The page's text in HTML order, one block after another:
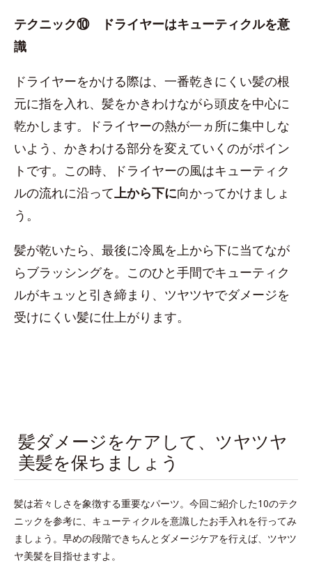
テクニック⑩ ドライヤーはキューティクルを意
識
ドライヤーをかける際は、一番乾きにくい髪の根
元に指を入れ、髪をかきわけながら頭皮を中心に
乾かします。ドライヤーの熱が一ヵ所に集中しな
いよう、かきわける部分を変えていくのがポイン
トです。この時、ドライヤーの風はキューティク
ルの流れに沿って上から下に向かってかけましょ
う。
髪が乾いたら、最後に冷風を上から下に当てなが
らブラッシングを。このひと手間でキューティク
ルがキュッと引き締まり、ツヤツヤでダメージを
受けにくい髪に仕上がります。
髪ダメージをケアして、ツヤツヤ
美髪を保ちましょう
髪は若々しさを象徴する重要なパーツ。今回ご紹介した10のテク
ニックを参考に、キューティクルを意識したお手入れを行ってみ
ましょう。早めの段階できちんとダメージケアを行えば、ツヤツ
ヤ美髪を目指せますよ。